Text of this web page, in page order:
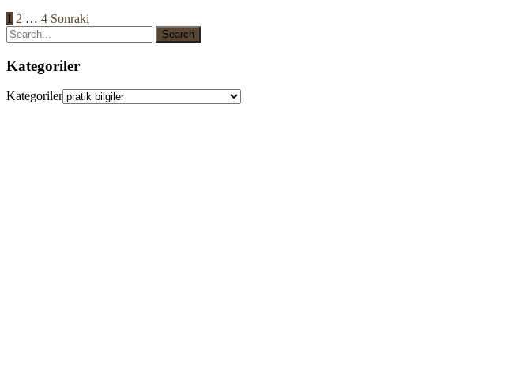
1 2 … 4 Sonraki
Kategoriler
Kategoriler